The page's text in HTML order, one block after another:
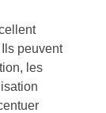
peuvent
les